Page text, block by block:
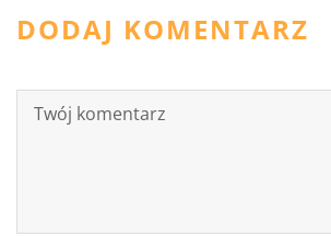
DODAJ KOMENTARZ